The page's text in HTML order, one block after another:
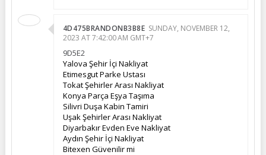
4D475BRANDONB3B8E SUNDAY, NOVEMBER 12,
2023 AT 7:42:00 AM GMT+7
9D5E2
Yalova Şehir İçi Nakliyat
Etimesgut Parke Ustası
Tokat Şehirler Arası Nakliyat
Konya Parça Eşya Taşıma
Silivri Duşa Kabin Tamiri
Uşak Şehirler Arası Nakliyat
Diyarbakır Evden Eve Nakliyat
Aydın Şehir İçi Nakliyat
Bitexen Güvenilir mi